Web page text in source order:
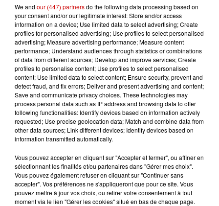
appartement...
15h02
Éclipse solaire : découvrez les
meilleurs spots d'observation
du...
11h51
À LA UNE : professeur
condamné, repreneurs pour
Duralex et la...
Jeux Voir plus
We and our (447) partnersdo the following data processing based on
your consent and/or our legitimate interest: Store and/or access
information on a device; Use limited data to select advertising; Create
profiles for personalised advertising; Use profiles to select personalised
advertising; Measure advertising performance; Measure content
performance; Understand audiences through statistics or combinations
of data from different sources; Develop and improve services; Create
profiles to personalise content; Use profiles to select personalised
content; Use limited data to select content; Ensure security, prevent and
detect fraud, and fix errors; Deliver and present advertising and content;
Save and communicate privacy choices. These technologies may
process personal data such as IP address and browsing data to offer
following functionalities: Identify devices based on information actively
requested; Use precise geolocation data; Match and combine data from
other data sources; Link different devices; Identify devices based on
information transmitted automatically.
Vous pouvez accepter en cliquant sur "Accepter et fermer", ou affiner en
sélectionnant les finalités et/ou partenaires dans "Gérer mes choix".
Vous pouvez également refuser en cliquant sur "Continuer sans
accepter". Vos préférences ne s'appliqueront que pour ce site. Vous
pouvez mettre à jour vos choix, ou retirer votre consentement à tout
moment via le lien "Gérer les cookies" situé en bas de chaque page.